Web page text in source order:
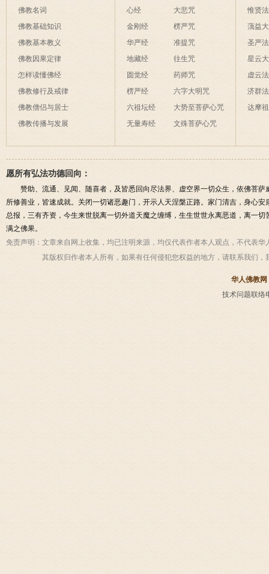
佛教名词
佛教基础知识
佛教基本教义
佛教因果定律
怎样读懂佛经
佛教修行及戒律
佛教僧侣与居士
佛教传播与发展
心经
金刚经
华严经
地藏经
圆觉经
楞严经
六祖坛经
无量寿经
大悲咒
楞严咒
准提咒
往生咒
药师咒
六字大明咒
大势至菩萨心咒
文殊菩萨心咒
惟贤
蕅益
圣严
星云
虚云
济群
达摩
愿所有弘法功德回向：
赞助、流通、见闻、随喜者，及皆悉回向尽法界、虚空界一切众生，依佛菩
所修善业，皆速成就。关闭一切诸恶趣门，开示人天涅槃正路。家门清吉，身心
总报，三有齐资，今生来世脱离一切外道天魔之缠缚，生生世世永离恶道，离一
满之佛果。
免责声明： 文章来自网上收集，均已注明来源，均仅代表作者本人观点，不代表
其版权归作者本人所有，如果有任何侵犯您权益的地方，请联系我们，
华人佛教网
技术问题联络